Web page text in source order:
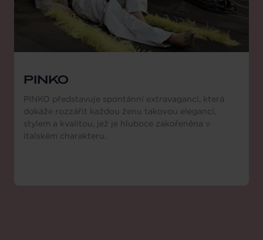
PINKO
PINKO představuje spontánní extravaganci, která
dokáže rozzářit každou ženu takovou elegancí,
stylem a kvalitou, jež je hluboce zakořeněna v
italském charakteru.